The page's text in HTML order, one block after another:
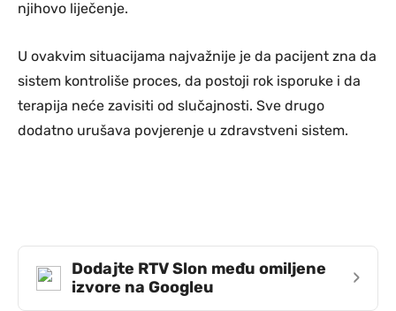
njihovo liječenje.
U ovakvim situacijama najvažnije je da pacijent zna da
sistem kontroliše proces, da postoji rok isporuke i da
terapija neće zavisiti od slučajnosti. Sve drugo
dodatno urušava povjerenje u zdravstveni sistem.
Dodajte RTV Slon među omiljene
izvore na Googleu
›